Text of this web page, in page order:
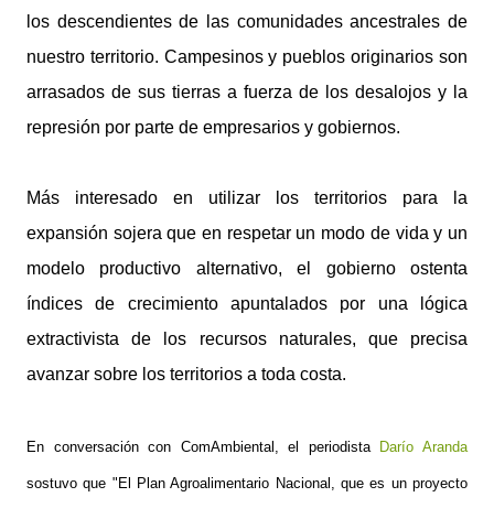
los descendientes de las comunidades ancestrales de
nuestro territorio. Campesinos y pueblos originarios son
arrasados de sus tierras a fuerza de los desalojos y la
represión por parte de empresarios y gobiernos.
Más interesado en utilizar los territorios para la
expansión sojera que en respetar un modo de vida y un
modelo productivo alternativo, el gobierno ostenta
índices de crecimiento apuntalados por una lógica
extractivista de los recursos naturales, que precisa
avanzar sobre los territorios a toda costa.
En conversación con ComAmbiental, el periodista Darío Aranda
sostuvo que "El Plan Agroalimentario Nacional, que es un proyecto